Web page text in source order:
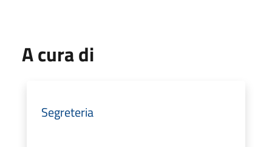
A cura di
Segreteria